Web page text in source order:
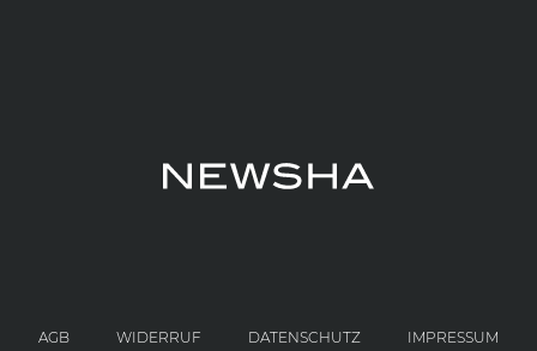
AGB WIDERRUF DATENSCHUTZ IMPRESSUM